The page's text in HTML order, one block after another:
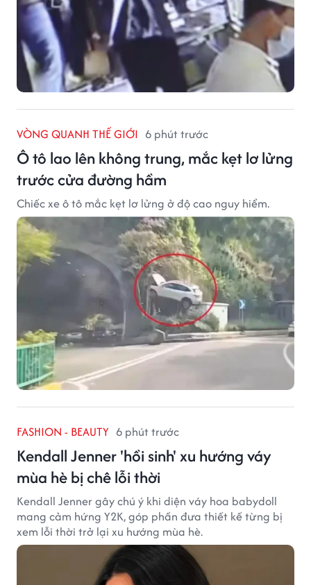
VÒNG QUANH THẾ GIỚI 6 phút trước
Ô tô lao lên không trung, mắc kẹt lơ lửng
trước cửa đường hầm
Chiếc xe ô tô mắc kẹt lơ lửng ở độ cao nguy hiểm.
FASHION - BEAUTY 6 phút trước
Kendall Jenner 'hồi sinh' xu hướng váy
mùa hè bị chê lỗi thời
Kendall Jenner gây chú ý khi diện váy hoa babydoll
mang cảm hứng Y2K, góp phần đưa thiết kế từng bị
xem lỗi thời trở lại xu hướng mùa hè.